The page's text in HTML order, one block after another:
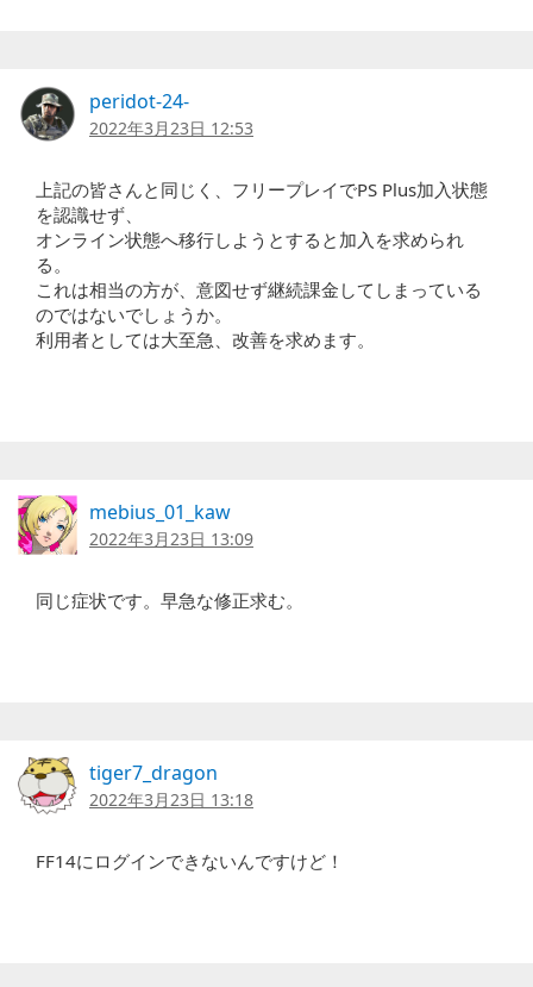
peridot-24-
2022年3月23日 12:53
上記の皆さんと同じく、フリープレイでPS Plus加入状態
を認識せず、
オンライン状態へ移行しようとすると加入を求められ
る。
これは相当の方が、意図せず継続課金してしまっている
のではないでしょうか。
利用者としては大至急、改善を求めます。
mebius_01_kaw
2022年3月23日 13:09
同じ症状です。早急な修正求む。
tiger7_dragon
2022年3月23日 13:18
FF14にログインできないんですけど！